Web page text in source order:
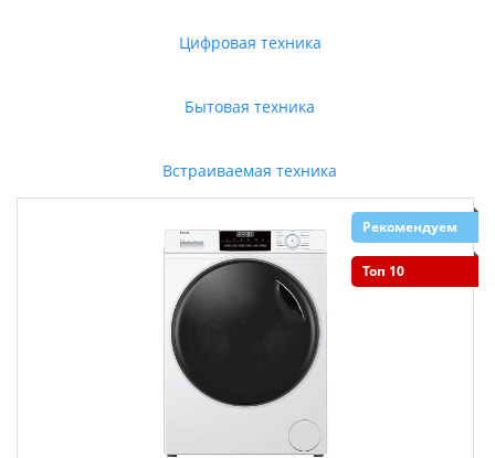
Цифровая техника
Бытовая техника
Встраиваемая техника
Рекомендуем
Топ 10